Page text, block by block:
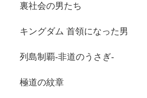
裏社会の男たち
キングダム 首領になった男
列島制覇-非道のうさぎ-
極道の紋章